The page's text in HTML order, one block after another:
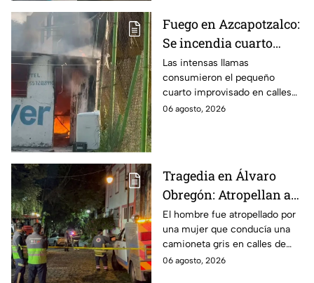
Fuego en Azcapotzalco:
Se incendia cuarto
improvisado en la
Industrial Vallejo;
rompen cadenas para
combatir las llamas
Las intensas llamas
consumieron el pequeño
cuarto improvisado en calles
de Azcapotzalco; bomberos
06 agosto, 2026
Tragedia en Álvaro
Obregón: Atropellan a
hombre en situación de
calle y queda prensado
en San Ángel, CDMX
El hombre fue atropellado por
una mujer que conducía una
camioneta gris en calles de
San Ángel; la responsable ya
06 agosto, 2026